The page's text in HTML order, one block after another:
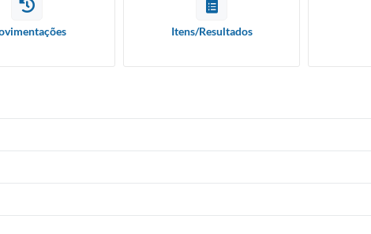
Itens/Resultados